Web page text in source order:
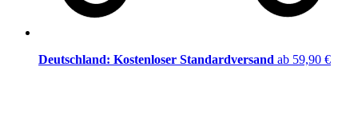
Deutschland: Kostenloser Standardversand ab 59,90 €